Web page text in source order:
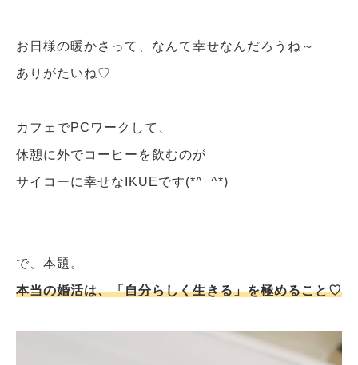
お日様の暖かさって、なんて幸せなんだろうね～
ありがたいね♡
カフェでPCワークして、
休憩に外でコーヒーを飲むのが
サイコーに幸せなIKUEです(*^_^*)
で、本題。
本当の婚活は、「自分らしく生きる」を極めること♡